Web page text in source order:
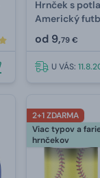
Hrnček s
Americký
od 9,79 €
U VÁS:
2+1 ZDARMA
Viac typov a
hrnčekov